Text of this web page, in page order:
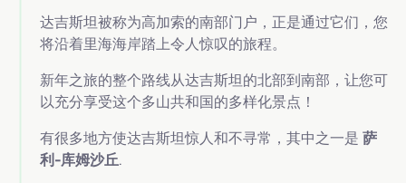
达吉斯坦被称为高加索的南部门户，正是通过它们，您
将沿着里海海岸踏上令人惊叹的旅程。
新年之旅的整个路线从达吉斯坦的北部到南部，让您可
以充分享受这个多山共和国的多样化景点！
有很多地方使达吉斯坦惊人和不寻常，其中之一是 萨
利-库姆沙丘.